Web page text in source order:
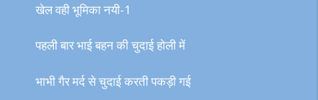
खेल वही भूमिका नयी-1
पहली बार भाई बहन की चुदाई होली में
भाभी गैर मर्द से चुदाई करती पकड़ी गई